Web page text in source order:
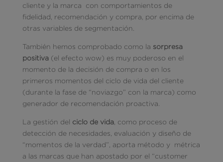
cliente y la marca con comportamientos de
fidelidad, recomendación y compra, por encima de
otras variables de segmentación.
También hemos comprobado como la sorpresa
positiva(el efecto wow) es muy poderoso en el
momento de la decisión de compra o en los
primeros momentos del ciclo de vida del cliente
(durante la fase de “noviazgo” con la marca) como
generador de recomendación proactiva.
La gestión del ciclo de vida, como proceso de
detección de necesidades, evaluación y diseño de
“momentos de la verdad”, aporta método y métrica
a las marcas que han apostado por el “customer